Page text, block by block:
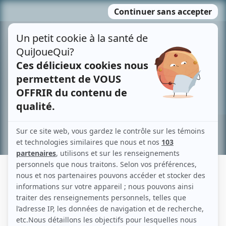
MENU
contenu
Recherche avancée »
MÉLODY MINVILLE
Liens
Fiche de Mélody Minville sur Showbizz.net